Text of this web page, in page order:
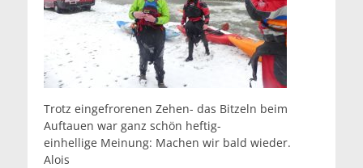
Trotz eingefrorenen Zehen- das Bitzeln beim
Auftauen war ganz schön heftig-
einhellige Meinung: Machen wir bald wieder.
Alois